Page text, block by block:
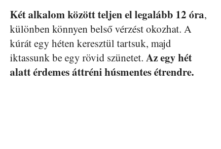
Két alkalom között teljen el legalább 12 óra,
különben könnyen belső vérzést okozhat. A
kúrát egy héten keresztül tartsuk, majd
iktassunk be egy rövid szünetet. Az egy hét
alatt érdemes áttréni húsmentes étrendre.